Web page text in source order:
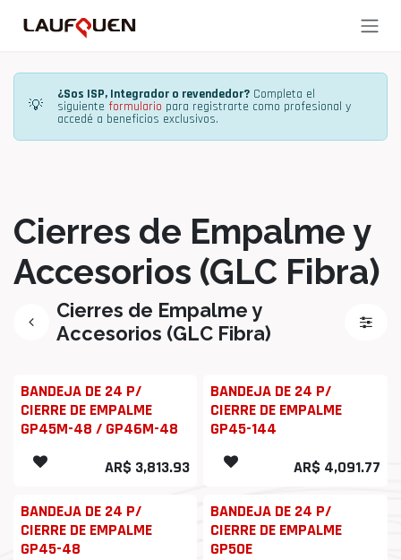
💡
¿Sos ISP, Integrador o revendedor? Completa el
siguiente formulario para registrarte como profesional y
accedé a beneficios exclusivos.
Cierres de Empalme y
Accesorios (GLC Fibra)
Cierres de Empalme y
Accesorios (GLC Fibra)
BANDEJA DE 24 P/
CIERRE DE EMPALME
GP45M-48 / GP46M-48
AR$ 3,813.93
BANDEJA DE 24 P/
CIERRE DE EMPALME
GP45-144
AR$ 4,091.77
BANDEJA DE 24 P/
CIERRE DE EMPALME
GP45-48
BANDEJA DE 24 P/
CIERRE DE EMPALME
GP50E